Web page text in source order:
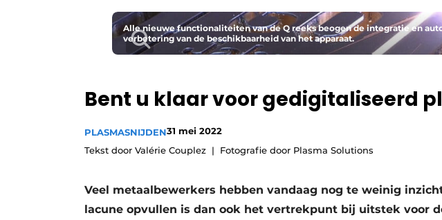
Nieuwsbrief
Podcasts
Vacature aanmelden
Video’s
Alle nieuwe functionaliteiten van de Q reeks beogen de integratie en
verbetering van de beschikbaarheid van het apparaat.
Bent u klaar voor gedigitaliseerd
PLASMASNIJDEN31 mei 2022
Tekst door Valérie Couplez
Fotografie door Plasma Solutions
Veel metaalbewerkers hebben vandaag nog te weinig
lacune opvullen is dan ook het vertrekpunt bij uitstek voor